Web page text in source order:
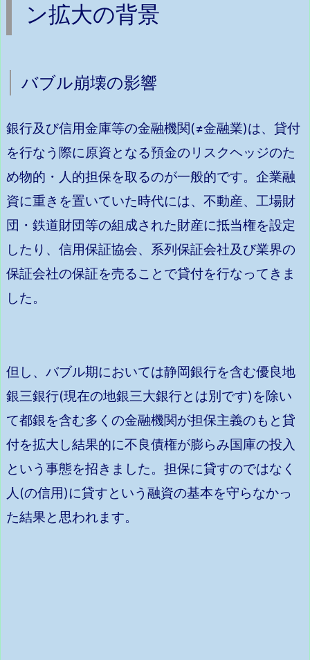
ン拡大の背景
バブル崩壊の影響
銀行及び信用金庫等の金融機関(≠金融業)は、貸付
を行なう際に原資となる預金のリスクヘッジのた
め物的・人的担保を取るのが一般的です。企業融
資に重きを置いていた時代には、不動産、工場財
団・鉄道財団等の組成された財産に抵当権を設定
したり、信用保証協会、系列保証会社及び業界の
保証会社の保証を売ることで貸付を行なってきま
した。
但し、バブル期においては静岡銀行を含む優良地
銀三銀行(現在の地銀三大銀行とは別です)を除い
て都銀を含む多くの金融機関が担保主義のもと貸
付を拡大し結果的に不良債権が膨らみ国庫の投入
という事態を招きました。担保に貸すのではなく
人(の信用)に貸すという融資の基本を守らなかっ
た結果と思われます。